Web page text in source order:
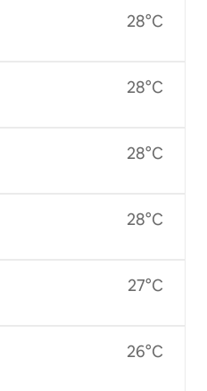
28°C
28°C
28°C
28°C
27°C
26°C